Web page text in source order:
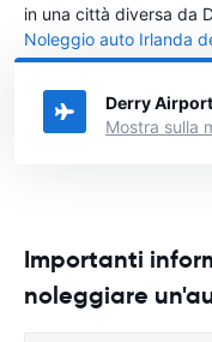
in una città diversa da
Noleggio auto Irlanda
quale città in Irlanda
Derry Airport
Mostra sulla
Importanti
noleggiare